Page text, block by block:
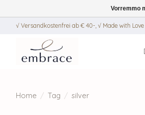
√ Versandkostenfrei ab € 40-, √ Made with
Home / Tag / silver
Vorremmo